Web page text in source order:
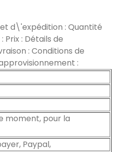
d\'expédition : Quantité
: Détails de
: Conditions de
:
moment, pour la
Paypal,